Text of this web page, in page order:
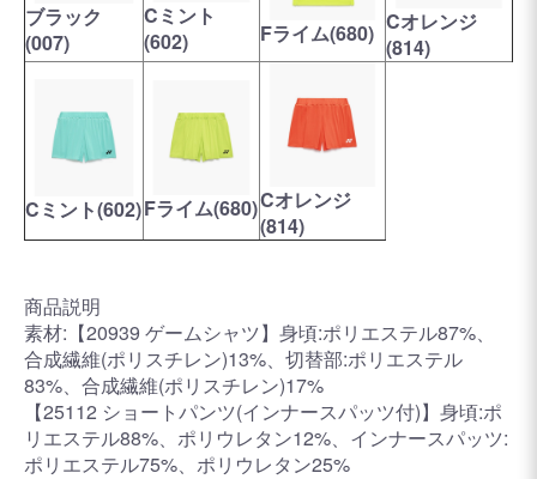
ブラック
(007)
Cミント
(602)
Fライム(680) Cオレンジ
(814)
Cミント(602)Fライム(680)Cオレンジ
(814)
商品説明
素材:【20939 ゲームシャツ】身頃:ポリエステル87%、
合成繊維(ポリスチレン)13%、切替部:ポリエステル
83%、合成繊維(ポリスチレン)17%
【25112 ショートパンツ(インナースパッツ付)】身頃:ポ
リエステル88%、ポリウレタン12%、インナースパッツ:
ポリエステル75%、ポリウレタン25%